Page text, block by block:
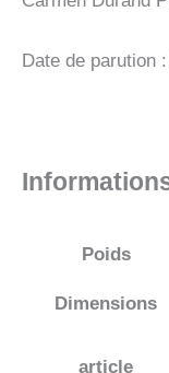
Date de parution
Poids
Dimensions
article